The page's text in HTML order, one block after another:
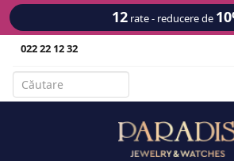
rate - reducere de10%
022 22 12 32